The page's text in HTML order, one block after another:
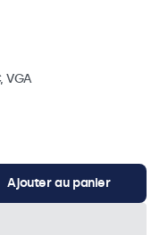
VGA
Ajouter au panier